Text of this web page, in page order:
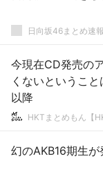
日向坂46まとめ速報
今現在CD発売の
くないというこ
以降
HKTまとめもん【
幻のAKB16期生が